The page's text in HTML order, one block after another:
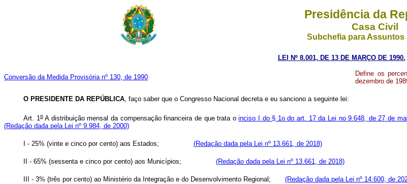
Presidência da
Casa Civil
Subchefia para
LEI Nº 8.001, DE 13 DE MARÇO DE 1990.
Conversão da Medida Provisória nº 130, de 1990
Define os
dezembro de
O PRESIDENTE DA REPÚBLICA, faço saber que o Congresso Nacional decreta e eu sanciono a seguinte lei:
Art. 1oA distribuição mensal da compensação financeira de que trata oinciso I do § 1o do art. 17 da Lei no 9.648, de 27 de
(Redação dada pela Lei nº 9.984, de 2000)
I - 25% (vinte e cinco por cento) aos Estados; (Redação dada pela Lei nº 13.661, de 2018)
II - 65% (sessenta e cinco por cento) aos Municípios; (Redação dada pela Lei nº 13.661, de 2018)
III - 3% (três por cento) ao Ministério da Integração e do Desenvolvimento Regional; (Redação dada pela Lei nº 14.600, de